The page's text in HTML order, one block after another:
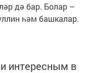
дә бар. Болар –
һәм башкалар.
интересным в